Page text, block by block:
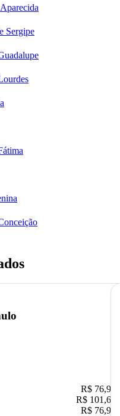
Sergipe
R$ 76,90
R$ 101,67
R$ 76,90